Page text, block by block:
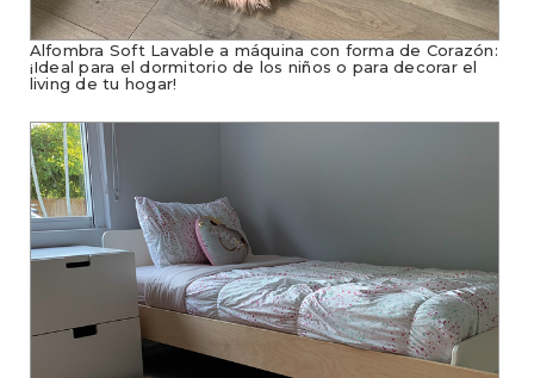
Alfombra Soft Lavable a máquina con forma de Corazón:
¡Ideal para el dormitorio de los niños o para decorar el
living de tu hogar!